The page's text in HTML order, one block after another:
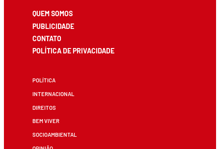
QUEM SOMOS
PUBLICIDADE
CONTATO
POLÍTICA DE PRIVACIDADE
POLÍTICA
INTERNACIONAL
DIREITOS
BEM VIVER
SOCIOAMBIENTAL